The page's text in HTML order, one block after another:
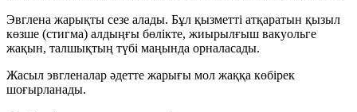
Эвглена жарықты сезе алады. Бұл қызметті атқаратын қызыл
көзше (стигма) алдыңғы бөлікте, жиырылғыш вакуольге
жақын, талшықтың түбі маңында орналасады.
Жасыл эвгленалар әдетте жарығы мол жаққа көбірек
шоғырланады.